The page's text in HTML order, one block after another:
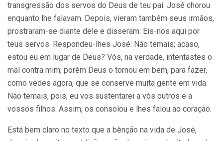
transgressão dos servos do Deus de teu pai. José chorou
enquanto lhe falavam. Depois, vieram também seus irmãos,
prostraram-se diante dele e disseram: Eis-nos aqui por
teus servos. Respondeu-lhes José: Não temais; acaso,
estou eu em lugar de Deus? Vós, na verdade, intentastes o
mal contra mim; porém Deus o tornou em bem, para fazer,
como vedes agora, que se conserve muita gente em vida.
Não temais, pois; eu vos sustentarei a vós outros e a
vossos filhos. Assim, os consolou e lhes falou ao coração.
Está bem claro no texto que a bênção na vida de José,